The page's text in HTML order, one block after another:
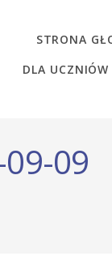
STRONA
DLA UCZNIÓW
09